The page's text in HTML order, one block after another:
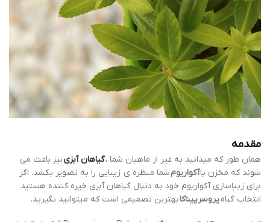
مقدمه
همان طور که میدانید به غیر از ماهیان شما ،گیاهان آبزینیز باعث می
شوند که مخزن یاآکواریومشما منظره ی زیبایی را به تصویر بکشد. اگر
برای زیباسازی آکواریوم خود به دنبال گیاهان آبزی خیره کننده هستید
انتخاب گیاهپروسرپیناکابهترین تصمیمی است که میتوانید بگیرید.